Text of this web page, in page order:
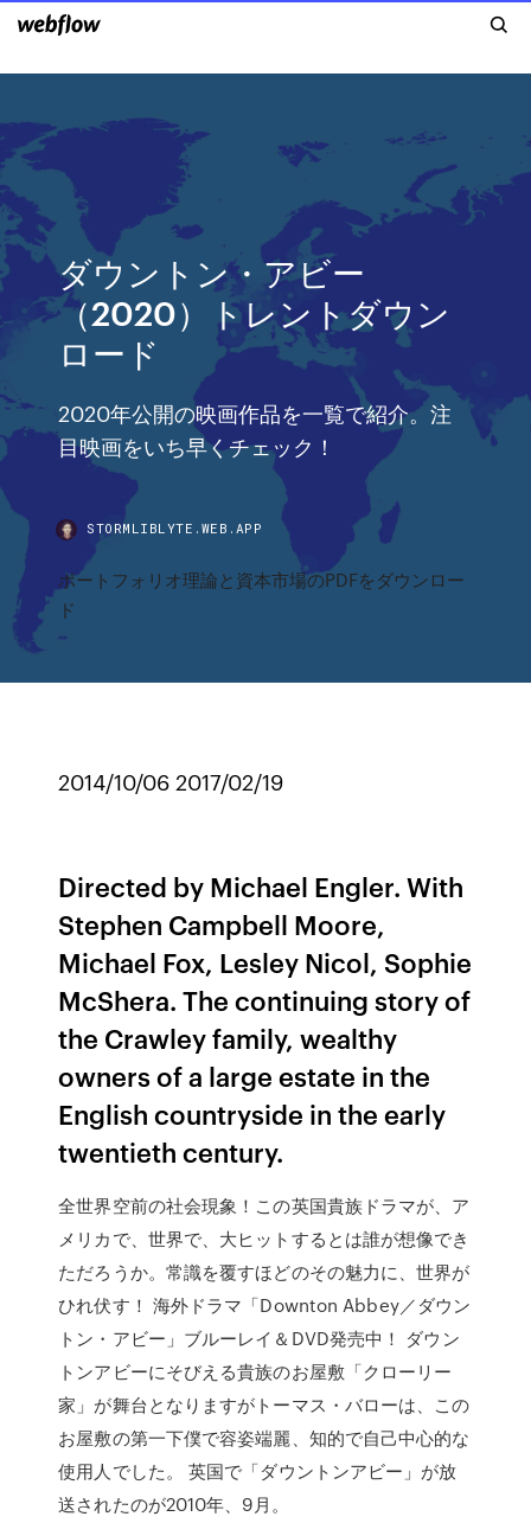
ダウントン・アビー
（2020）トレントダウン
ロード
2020年公開の映画作品を一覧で紹介。注
目映画をいち早くチェック！
STORMLIBLYTE.WEB.APP
ポートフォリオ理論と資本市場のPDFをダウンロー
ド
2014/10/06 2017/02/19
Directed by Michael Engler. With
Stephen Campbell Moore,
Michael Fox, Lesley Nicol, Sophie
McShera. The continuing story of
the Crawley family, wealthy
owners of a large estate in the
English countryside in the early
twentieth century.
全世界空前の社会現象！この英国貴族ドラマが、ア
メリカで、世界で、大ヒットするとは誰が想像でき
ただろうか。常識を覆すほどのその魅力に、世界が
ひれ伏す！ 海外ドラマ「Downton Abbey／ダウン
トン・アビー」ブルーレイ＆DVD発売中！ ダウン
トンアビーにそびえる貴族のお屋敷「クローリー
家」が舞台となりますがトーマス・バローは、この
お屋敷の第一下僕で容姿端麗、知的で自己中心的な
使用人でした。 英国で「ダウントンアビー」が放
送されたのが2010年、9月。